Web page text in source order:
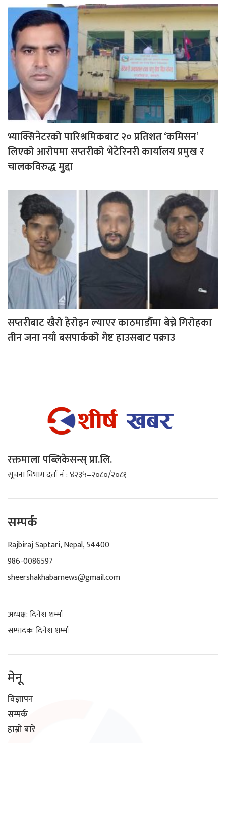
भ्याक्सिनेटरको पारिश्रमिकबाट २० प्रतिशत ‘कमिसन’
लिएको आरोपमा सप्तरीको भेटेरिनरी कार्यालय प्रमुख र
चालकविरुद्ध मुद्दा
सप्तरीबाट खैरो हेरोइन ल्याएर काठमाडौँमा बेच्ने गिरोहका
तीन जना नयाँ बसपार्कको गेष्ट हाउसबाट पक्राउ
रक्तमाला पब्लिकेसन्स् प्रा.लि.
सूचना विभाग दर्ता नं : ४२३५–२०८०/२०८१
सम्पर्क
Rajbiraj Saptari, Nepal, 54400
986-0086597
sheershakhabarnews@gmail.com
अध्यक्ष: दिनेश शर्म्मा
सम्पादकः दिनेश शर्म्मा
मेनू
विज्ञापन
सम्पर्क
हाम्रो बारे